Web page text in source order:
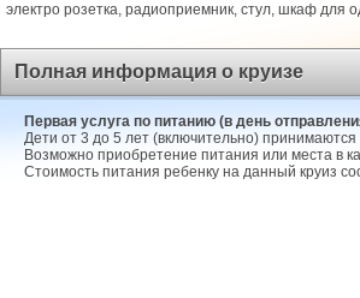
электро розетка, радиоприемник, стул, шкаф для
Полная информация о круизе
Первая услуга по питанию (в день
Дети от 3 до 5 лет (включительно)
Возможно приобретение питания или места в
Стоимость питания ребенку на данный круиз